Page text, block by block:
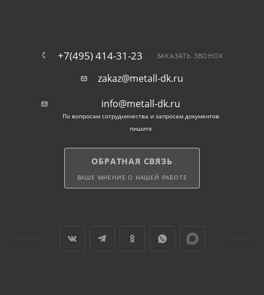
+7(495) 414-31-23 ЗАКАЗАТЬ ЗВОНОК
zakaz@metall-dk.ru
info@metall-dk.ru
По вопросам сотрудничества и запросам документов
пишите
ОБРАТНАЯ СВЯЗЬ
ВАШЕ МНЕНИЕ О НАШЕЙ РАБОТЕ